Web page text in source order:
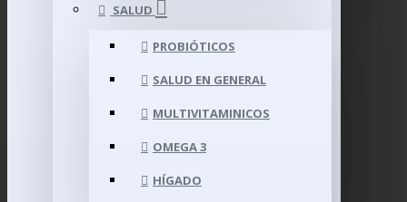
SALUD
PROBIÓTICOS
SALUD EN GENERAL
MULTIVITAMINICOS
OMEGA 3
HÍGADO